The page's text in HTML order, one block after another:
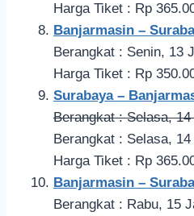
Harga Tiket : Rp
Banjarmasin –
Berangkat : Senin, 13
Harga Tiket : Rp
Surabaya –
Berangkat : Selasa,
Berangkat : Selasa,
Harga Tiket : Rp
Banjarmasin –
Berangkat : Rabu, 15